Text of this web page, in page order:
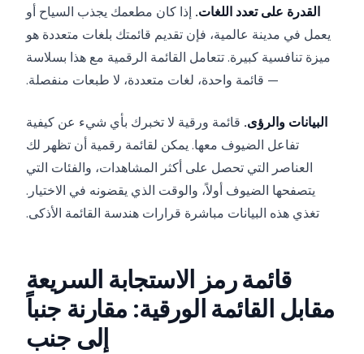
القدرة على تعدد اللغات. إذا كان مطعمك يجذب السياح أو
يعمل في مدينة عالمية، فإن تقديم قائمتك بلغات متعددة هو
ميزة تنافسية كبيرة. تتعامل القائمة الرقمية مع هذا بسلاسة
— قائمة واحدة، لغات متعددة، لا طبعات منفصلة.
البيانات والرؤى. قائمة ورقية لا تخبرك بأي شيء عن كيفية
تفاعل الضيوف معها. يمكن لقائمة رقمية أن تظهر لك
العناصر التي تحصل على أكثر المشاهدات، والفئات التي
يتصفحها الضيوف أولاً، والوقت الذي يقضونه في الاختيار.
تغذي هذه البيانات مباشرة قرارات هندسة القائمة الأذكى.
قائمة رمز الاستجابة السريعة
مقابل القائمة الورقية: مقارنة جنباً
إلى جنب